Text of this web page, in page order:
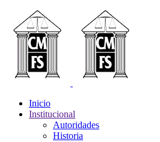
Inicio
Institucional
Autoridades
Historia